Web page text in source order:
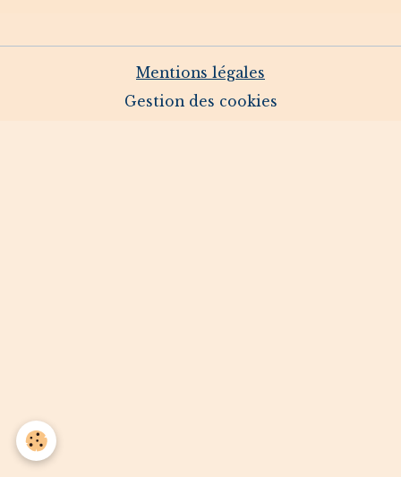
Mentions légales
Gestion des cookies